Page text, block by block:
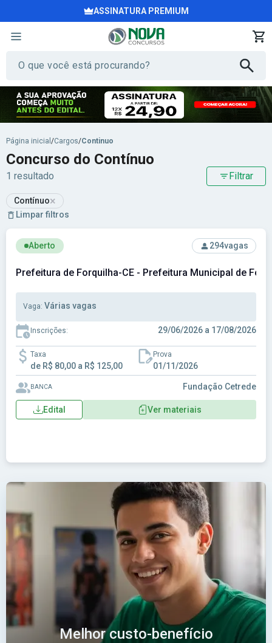
ASSINATURA PREMIUM
Página inicial /Cargos/Continuo
Concurso do Contínuo
1 resultado Filtrar
Contínuo×
Limpar filtros
Ver concurso: Prefeitura de Forquilha-CE - Prefeitura
Aberto 294vagas
Prefeitura de Forquilha-CE - Prefeitura Municipal de
Vaga: Várias vagas
Inscrições: 29/06/2026 a 17/08/2026
Taxa
de R$ 80,00 a R$ 125,00
Prova
01/11/2026
BANCA Fundação Cetrede
Edital Ver materiais
Melhor custo-benefício